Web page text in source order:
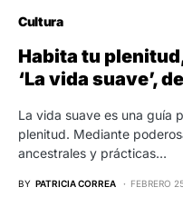
Cultura
Habita tu
‘La vida suave’,
La vida suave es una guía
plenitud. Mediante
ancestrales y prácticas…
BY PATRICIA CORREA FEBRERO